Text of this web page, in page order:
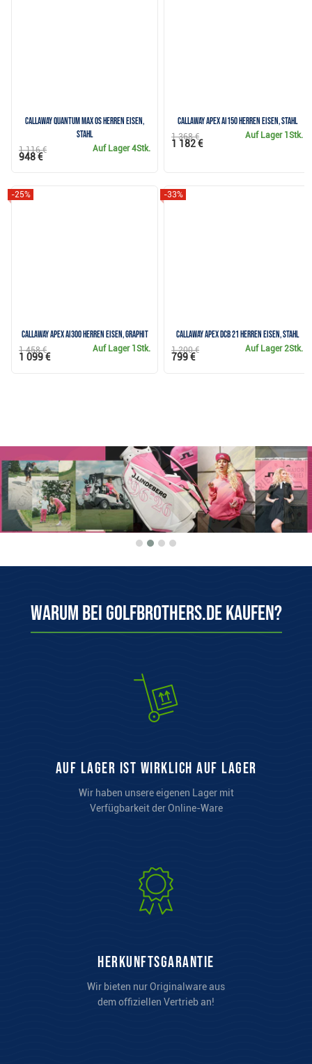
Callaway Quantum Max OS Herren Eisen,
Stahl
Auf Lager4Stk.
1 116 €
948 €
Callaway Apex Ai150 Herren Eisen, Stahl
Auf Lager 1Stk.
1 368 €
1 182 €
Callaway Apex Ai300 Herren Eisen, Graphit
-25%
Auf Lager 1Stk.
1 458 €
1 099 €
Callaway Apex DCB 21 Herren Eisen, Stahl
-33%
Auf Lager2Stk.
1 200 €
799 €
Warum bei Golfbrothers.de kaufen?
auf Lager ist wirklich auf Lager
Wir haben unsere eigenen Lager mit
Verfügbarkeit der Online-Ware
Herkunftsgarantie
Wir bieten nur Originalware aus
dem offiziellen Vertrieb an!